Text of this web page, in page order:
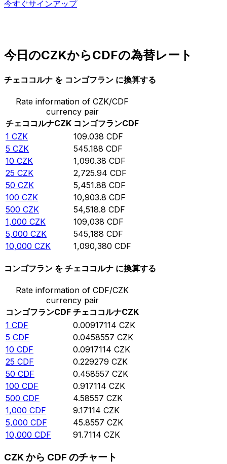
今すぐサインアップ
今日のCZKからCDFの為替レート
チェココルナ を コンゴフラン に換算する
Rate information of CZK/CDF
currency pair
チェココルナCZK コンゴフランCDF
1 CZK 109.038 CDF
5 CZK 545.188 CDF
10 CZK 1,090.38 CDF
25 CZK 2,725.94 CDF
50 CZK 5,451.88 CDF
100 CZK 10,903.8 CDF
500 CZK 54,518.8 CDF
1,000 CZK 109,038 CDF
5,000 CZK 545,188 CDF
10,000 CZK 1,090,380 CDF
コンゴフラン を チェココルナ に換算する
Rate information of CDF/CZK
currency pair
コンゴフランCDF チェココルナCZK
1 CDF 0.00917114 CZK
5 CDF 0.0458557 CZK
10 CDF 0.0917114 CZK
25 CDF 0.229279 CZK
50 CDF 0.458557 CZK
100 CDF 0.917114 CZK
500 CDF 4.58557 CZK
1,000 CDF 9.17114 CZK
5,000 CDF 45.8557 CZK
10,000 CDF 91.7114 CZK
CZK から CDF のチャート